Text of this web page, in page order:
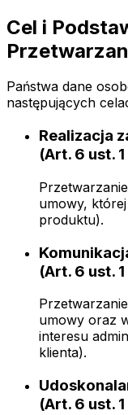
Cel i
Państwa dane
następujących
Realizacja
(Art. 6 ust.
umowy,
produktu).
(Art. 6 ust.
umowy oraz
interesu
klienta).
(Art. 6 ust.